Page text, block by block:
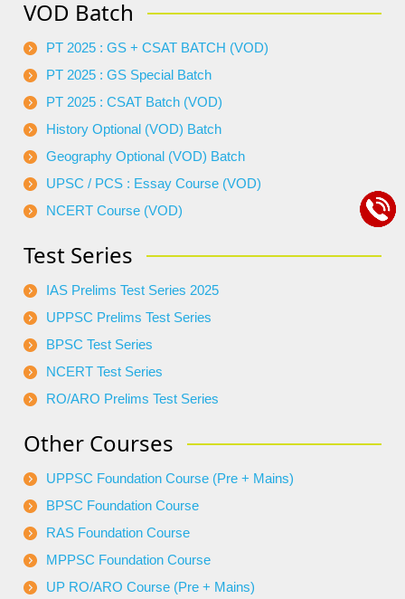
VOD Batch
PT 2025 : GS + CSAT BATCH (VOD)
PT 2025 : GS Special Batch
PT 2025 : CSAT Batch (VOD)
History Optional (VOD) Batch
Geography Optional (VOD) Batch
UPSC / PCS : Essay Course (VOD)
NCERT Course (VOD)
Test Series
IAS Prelims Test Series 2025
UPPSC Prelims Test Series
BPSC Test Series
NCERT Test Series
RO/ARO Prelims Test Series
Other Courses
UPPSC Foundation Course (Pre + Mains)
BPSC Foundation Course
RAS Foundation Course
MPPSC Foundation Course
UP RO/ARO Course (Pre + Mains)